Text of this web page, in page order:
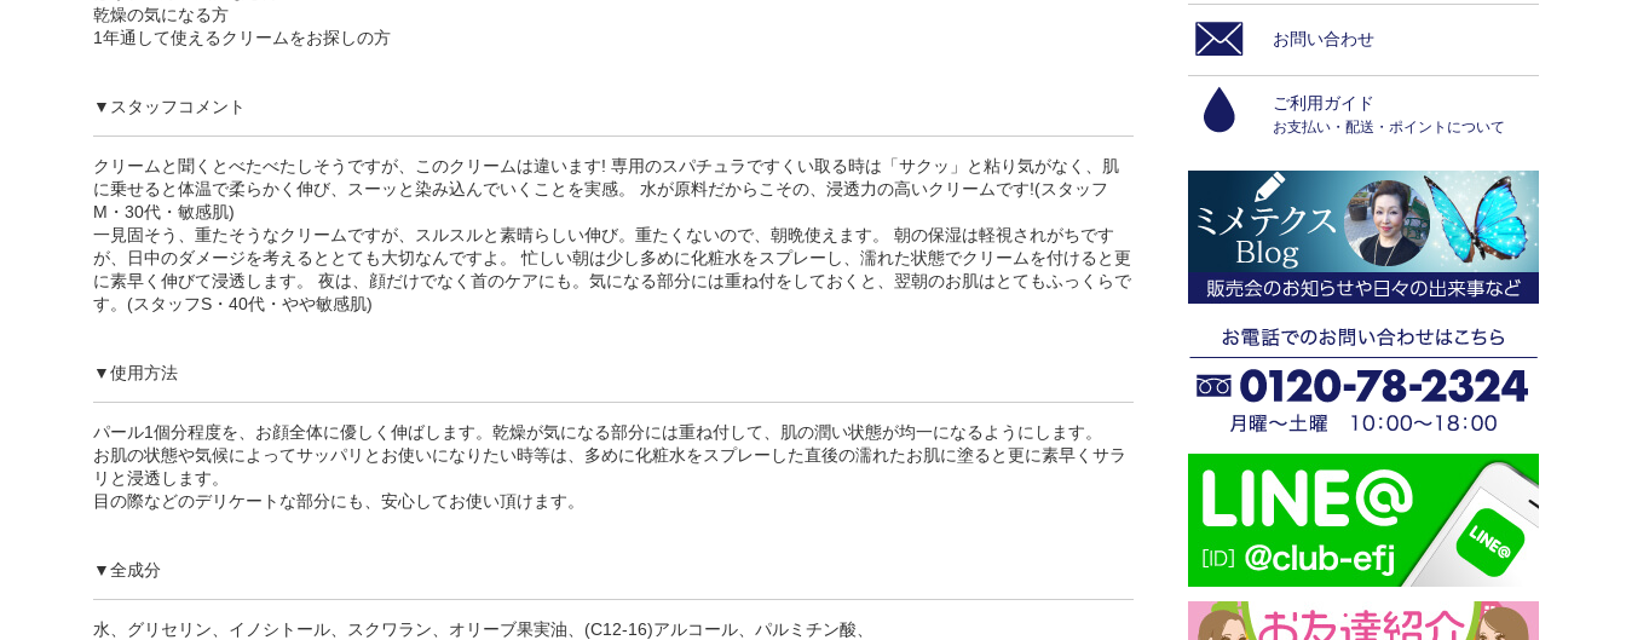
乾燥の気になる方
1年通して使えるクリームをお探しの方
▼スタッフコメント
クリームと聞くとべたべたしそうですが、このクリームは違います! 専用のスパチュラですくい取る時は「サクッ」と粘り気がなく、肌
に乗せると体温で柔らかく伸び、スーッと染み込んでいくことを実感。 水が原料だからこその、浸透力の高いクリームです!(スタッフ
M・30代・敏感肌)
一見固そう、重たそうなクリームですが、スルスルと素晴らしい伸び。重たくないので、朝晩使えます。 朝の保湿は軽視されがちです
が、日中のダメージを考えるととても大切なんですよ。 忙しい朝は少し多めに化粧水をスプレーし、濡れた状態でクリームを付けると更
に素早く伸びて浸透します。 夜は、顔だけでなく首のケアにも。気になる部分には重ね付をしておくと、翌朝のお肌はとてもふっくらで
す。(スタッフS・40代・やや敏感肌)
▼使用方法
パール1個分程度を、お顔全体に優しく伸ばします。乾燥が気になる部分には重ね付して、肌の潤い状態が均一になるようにします。
お肌の状態や気候によってサッパリとお使いになりたい時等は、多めに化粧水をスプレーした直後の濡れたお肌に塗ると更に素早くサラ
リと浸透します。
目の際などのデリケートな部分にも、安心してお使い頂けます。
▼全成分
水、グリセリン、イノシトール、スクワラン、オリーブ果実油、(C12-16)アルコール、パルミチン酸、
お問い合わせ
ご利用ガイド
お支払い・配送・ポイントについて